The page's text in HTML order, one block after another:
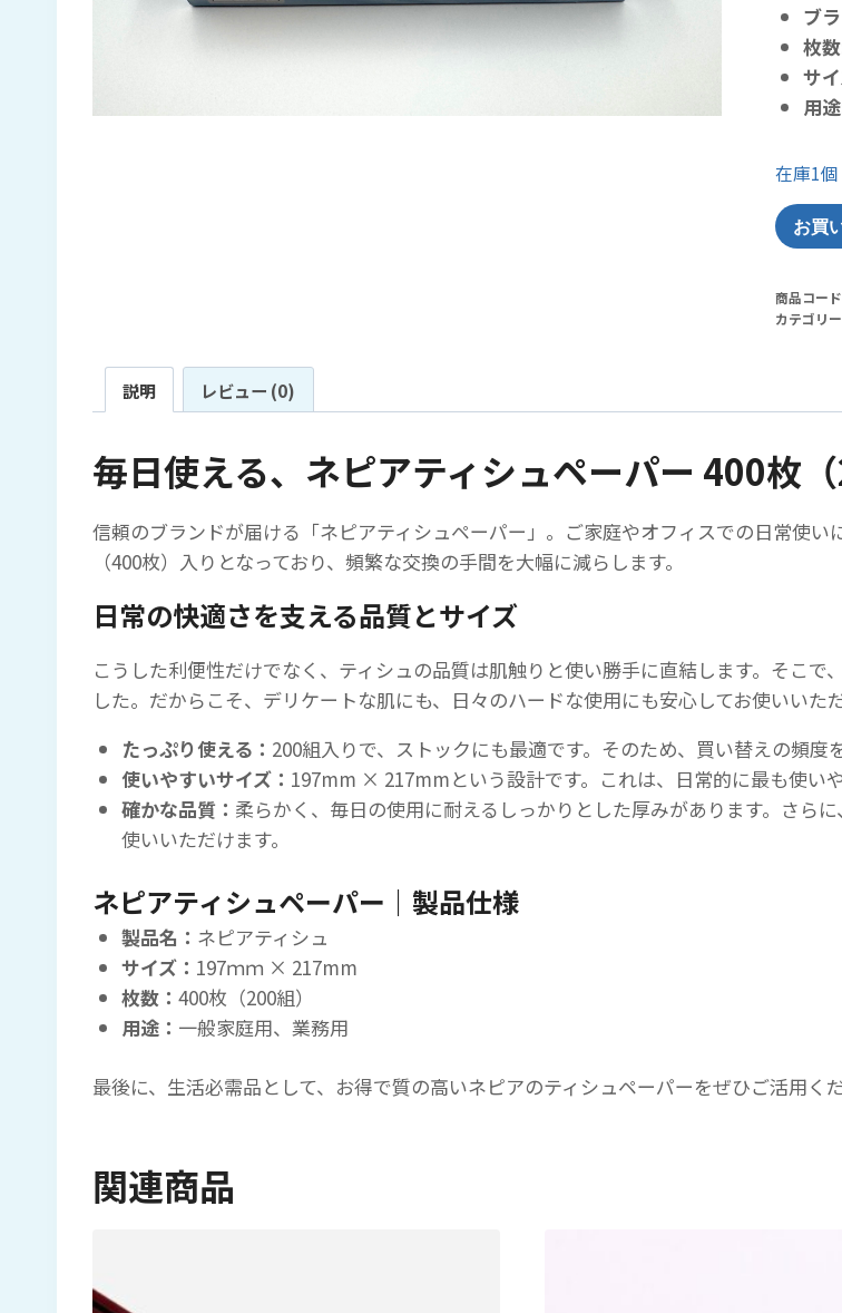
ブ
枚数
サ
用途
在庫1個
ネ
ピ
テ
ー
パ
ー
400
使
い
す
い
サ
お買
商品コー
カテゴリ
説明 レビュー (0)
毎日使える、ネピアティシュペーパー 400枚
信頼のブランドが届ける「ネピアティシュペーパー」。ご家庭やオフィスでの日常使
（400枚）入りとなっており、頻繁な交換の手間を大幅に減らします。
日常の快適さを支える品質とサイズ
こうした利便性だけでなく、ティシュの品質は肌触りと使い勝手に直結します。そこ
した。だからこそ、デリケートな肌にも、日々のハードな使用にも安心してお使いいただ
たっぷり使える： 200組入りで、ストックにも最適です。そのため、買い替えの頻度
使いやすいサイズ： 197mm × 217mmという設計です。これは、日常的に最も使い
確かな品質： 柔らかく、毎日の使用に耐えるしっかりとした厚みがあります。さら
使いいただけます。
ネピアティシュペーパー｜製品仕様
製品名： ネピアティシュ
サイズ： 197ｍｍ × 217mm
枚数： 400枚（200組）
用途： 一般家庭用、業務用
最後に、生活必需品として、お得で質の高いネピアのティシュペーパーをぜひご活用くだ
関連商品